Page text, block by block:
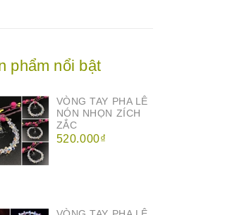
phẩm nổi bật
VÒNG TAY PHA LÊ
NÓN NHỌN ZÍCH
ZẮC
520.000₫